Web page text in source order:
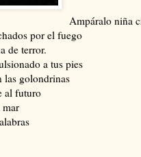
Ampáralo niña
por el fuego
de terror.
a tus pies
las golondrinas
al futuro
mar